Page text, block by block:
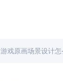
游戏原画场景设计怎么样？从入门